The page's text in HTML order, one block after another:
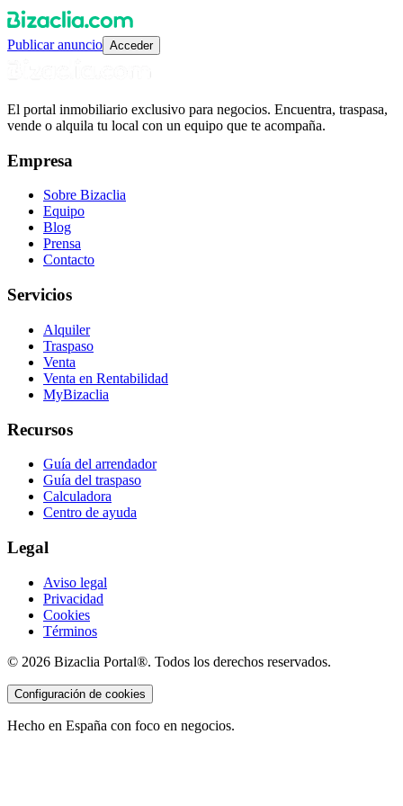
Publicar anuncio Acceder
El portal inmobiliario exclusivo para negocios. Encuentra, traspasa,
vende o alquila tu local con un equipo que te acompaña.
Empresa
Sobre Bizaclia
Equipo
Blog
Prensa
Contacto
Servicios
Alquiler
Traspaso
Venta
Venta en Rentabilidad
MyBizaclia
Recursos
Guía del arrendador
Guía del traspaso
Calculadora
Centro de ayuda
Legal
Aviso legal
Privacidad
Cookies
Términos
© 2026 Bizaclia Portal®. Todos los derechos reservados.
Configuración de cookies
Hecho en España con foco en negocios.